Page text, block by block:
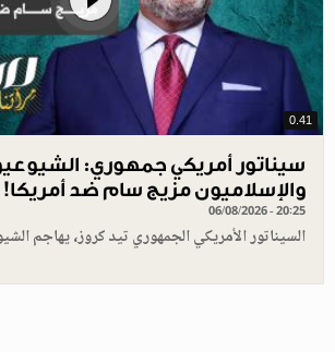
0.41
سيناتور أمريكي جمهوري:
والإسلاميون مزيج سام ضد أمريكا!
06/08/2026 - 20:25
السيناتور الأمريكي الجمهوري تيد كروز، يهاجم